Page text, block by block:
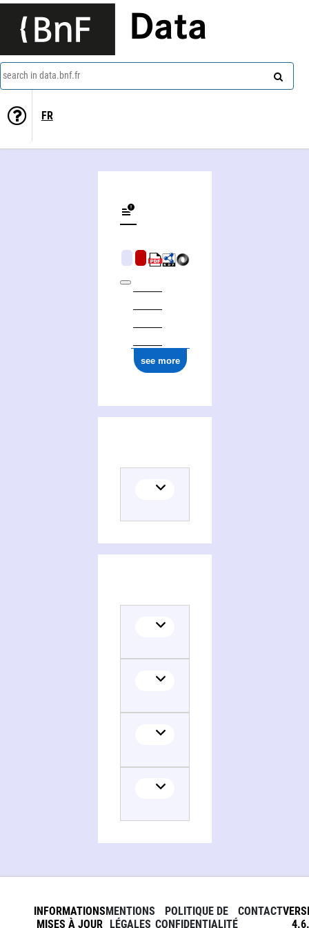
Data
search in data.bnf.fr
FR
see more
INFORMATIONS
MISES À JOUR
MENTIONS
LÉGALES
POLITIQUE DE
CONFIDENTIALITÉ
CONTACT